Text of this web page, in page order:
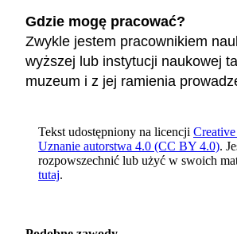
Gdzie mogę pracować?
Zwykle jestem pracownikiem
wyższej lub instytucji naukowej
muzeum i z jej ramienia
Tekst udostępniony na licencji
Uznanie autorstwa 4.0 (CC BY 4.0).
rozpowszechnić lub użyć w swoich
tutaj.